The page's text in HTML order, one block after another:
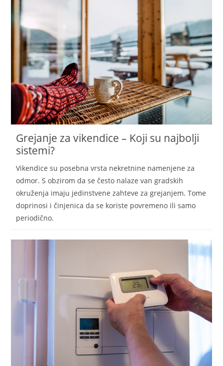
Grejanje za vikendice – Koji su najbolji
sistemi?
Vikendice su posebna vrsta nekretnine namenjene za
odmor. S obzirom da se često nalaze van gradskih
okruženja imaju jedinstvene zahteve za grejanjem. Tome
doprinosi i činjenica da se koriste povremeno ili samo
periodično.